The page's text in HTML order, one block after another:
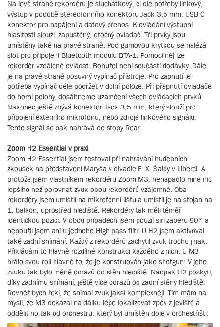
Na levé straně rekordéru je sluchátkový, či dle potřeby linkový,
výstup v podobě stereofonního konektoru Jack 3,5 mm, USB C
konektor pro napájení a datový přenos. K ovládání výstupní
hlasitosti slouží, zapuštěný, otočný ovladač. Tři prvky jsou
umístěny také na pravé straně. Pod gumovou krytkou se nalézá
slot pro připojení Bluetooth modulu BTA-1. Pomocí něj lze
rekordér vzdáleně ovládat. Bohužel není součástí dodávky. Dále
je na pravé straně posuvný vypínač přístroje. Pro zapnutí je
potřeba vypínač déle podržet v dolní poloze. Při přepnutí ovladače
do horní polohy, dosáhneme uzamčení všech ovládacích prvků.
Nakonec ještě zbývá konektor Jack 3,5 mm, který slouží pro
připojení externího mikrofonu, nebo zdroje linkového signálu.
Tento signál se pak nahrává do stopy Rear.
Zoom H2 Essential v praxi
Zoom H2 Essential jsem testoval při nahrávání hudebních
zkoušek na představení Maryša v divadle F. X. Šaldy v Liberci. A
protože jsem vlastníkem rekordéru Zoom M3, nenapadlo mne nic
lepšího než porovnat zvuk obou rekordérů vzájemně. Oba
rekordéry jsem umístil na mikrofonní lištu a umístil je na stojan na
1. balkon, uprostřed hlediště. Rekordéry tak měli téměř
identickou pozici. V obou případech jsem použil šíři záběru 90° a
nepoužil jsem ani u jednoho High-pass filtr. U H2 jsem aktivoval
také zadní snímání. Každý z rekordérů zachytil zvuk trochu jinak.
Přikládám to hlavně rozdílné konstrukci každého z nich. U M3
hrálo svou roli hlavně to, že je konstruován jako shotgun. V jeho
zvuku tak bylo méně odrazů od stěn hlediště. Naopak H2 poskytl,
díky zadnímu snímání, ještě více odrazů od zadní stěny hlediště.
Rovněž bych řekl, že snímal zvuk jaksi komplexněji. Tím mám na
mysli, že M3 dokázal na dálku lépe lokalizovat zpěv z jeviště a
oddělit ho tak od orchestru, který byl umístěn dole v orchestřišti.